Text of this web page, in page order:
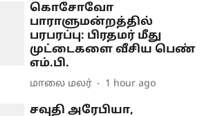
கொசோவோ
பாராளுமன்றத்தில்
பரபரப்பு: பிரதமர் மீது
முட்டைகளை வீசிய பெண்
எம்.பி.
மாலை மலர் 1 hour ago
சவுதி அரேபியா,